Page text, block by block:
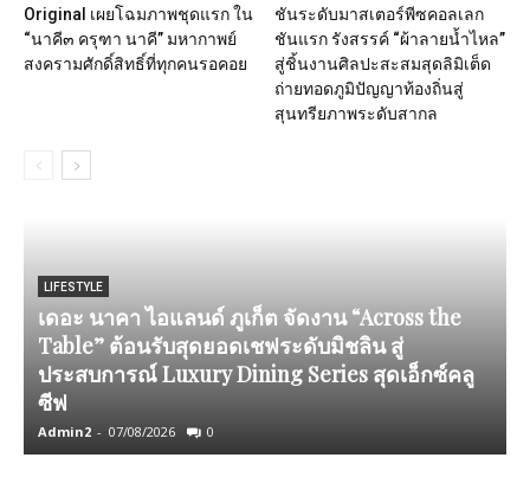
Original เผยโฉมภาพชุดแรก ใน
“นาคี๓ ครุฑา นาคี” มหากาพย์
สงครามศักดิ์สิทธิ์ที่ทุกคนรอคอย
ชันระดับมาสเตอร์พีซคอลเลก
ชันแรก รังสรรค์ “ผ้าลายน้ำไหล”
สู่ชิ้นงานศิลปะสะสมสุดลิมิเต็ด
ถ่ายทอดภูมิปัญญาท้องถิ่นสู่
สุนทรียภาพระดับสากล
LIFESTYLE
เดอะ นาคา ไอแลนด์ ภูเก็ต จัดงาน “Across the
Table” ต้อนรับสุดยอดเชฟระดับมิชลิน สู่
ประสบการณ์ Luxury Dining Series สุดเอ็กซ์คลู
ซีฟ
Admin2 - 07/08/2026 0